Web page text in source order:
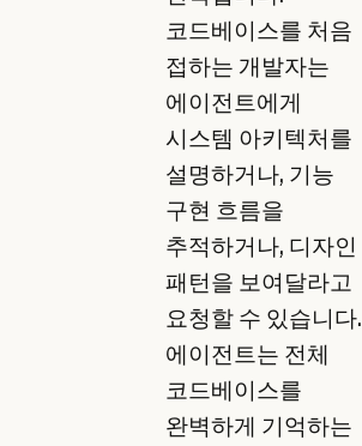
코드베이스를 처음
접하는 개발자는
에이전트에게
시스템 아키텍처를
설명하거나, 기능
구현 흐름을
추적하거나, 디자인
패턴을 보여달라고
요청할 수 있습니다.
에이전트는 전체
코드베이스를
완벽하게 기억하는